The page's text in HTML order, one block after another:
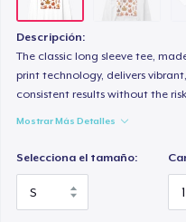
Descripción:
The classic long sleeve tee,
print technology, delivers
consistent results without the
Mostrar Más Detalles
Selecciona el tamaño:
Heavy Tee
Tru transfer
29,99 US$
27,99 US$
Tru Transfer